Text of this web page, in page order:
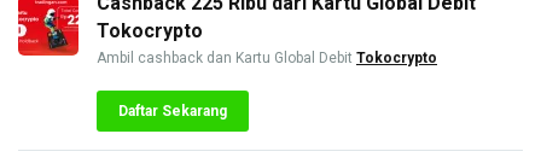
Tokocrypto
Ambil cashback dan Kartu Global Debit Tokocrypto
Daftar Sekarang